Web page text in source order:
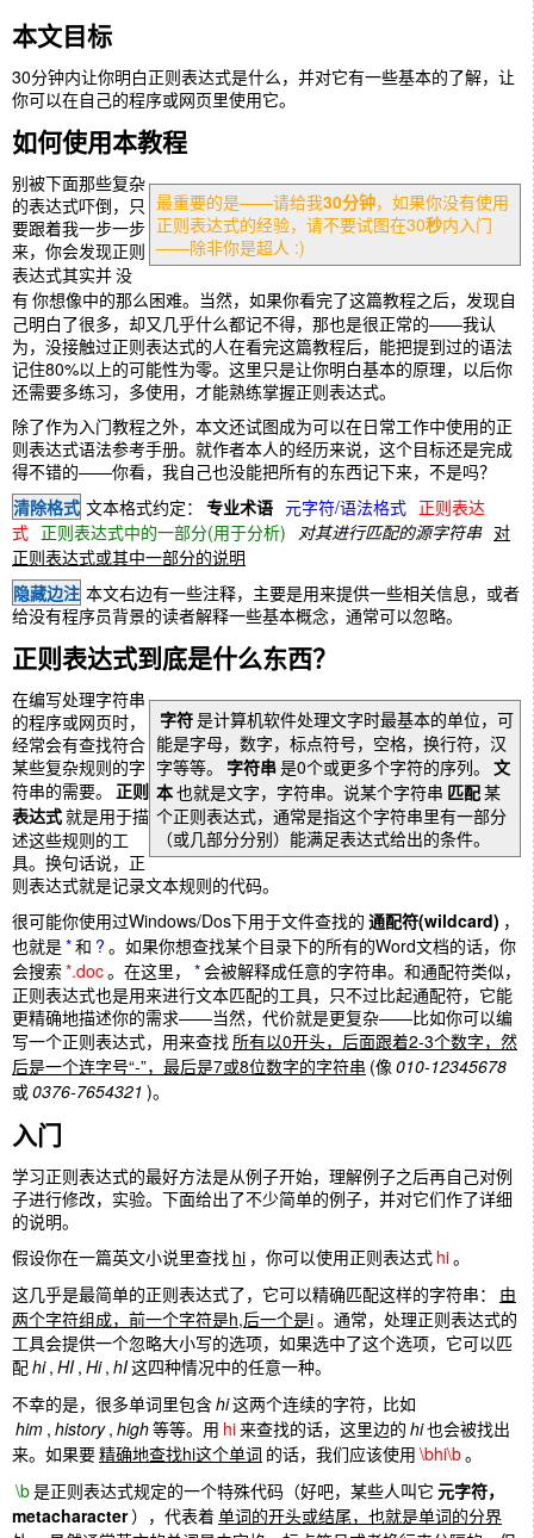
本文目标
30分钟内让你明白正则表达式是什么，并对它有一些基本的了解，让
你可以在自己的程序或网页里使用它。
如何使用本教程
最重要的是——请给我30分钟，如果你没有使用
正则表达式的经验，请不要试图在30秒内入门
——除非你是超人 :)
别被下面那些复杂
的表达式吓倒，只
要跟着我一步一步
来，你会发现正则
表达式其实并没
有你想像中的那么困难。当然，如果你看完了这篇教程之后，发现自
己明白了很多，却又几乎什么都记不得，那也是很正常的——我认
为，没接触过正则表达式的人在看完这篇教程后，能把提到过的语法
记住80%以上的可能性为零。这里只是让你明白基本的原理，以后你
还需要多练习，多使用，才能熟练掌握正则表达式。
除了作为入门教程之外，本文还试图成为可以在日常工作中使用的正
则表达式语法参考手册。就作者本人的经历来说，这个目标还是完成
得不错的——你看，我自己也没能把所有的东西记下来，不是吗？
清除格式 文本格式约定： 专业术语 元字符/语法格式 正则表达
式 正则表达式中的一部分(用于分析) 对其进行匹配的源字符串 对
正则表达式或其中一部分的说明
隐藏边注 本文右边有一些注释，主要是用来提供一些相关信息，或者
给没有程序员背景的读者解释一些基本概念，通常可以忽略。
正则表达式到底是什么东西？
字符是计算机软件处理文字时最基本的单位，可
能是字母，数字，标点符号，空格，换行符，汉
字等等。
字符串是0个或更多个字符的序列。 文
本也就是文字，字符串。说某个字符串 匹配某
个正则表达式，通常是指这个字符串里有一部分
（或几部分分别）能满足表达式给出的条件。
在编写处理字符串
的程序或网页时，
经常会有查找符合
某些复杂规则的字
符串的需要。
正则
表达式就是用于描
述这些规则的工
具。换句话说，正
则表达式就是记录文本规则的代码。
很可能你使用过Windows/Dos下用于文件查找的 通配符(wildcard) ，
也就是*和 ? 。如果你想查找某个目录下的所有的Word文档的话，你
会搜索*.doc。在这里， *会被解释成任意的字符串。和通配符类似，
正则表达式也是用来进行文本匹配的工具，只不过比起通配符，它能
更精确地描述你的需求——当然，代价就是更复杂——比如你可以编
写一个正则表达式，用来查找 所有以0开头，后面跟着2-3个数字，然
后是一个连字号“-”，最后是7或8位数字的字符串 (像 010-12345678
或0376-7654321 )。
入门
学习正则表达式的最好方法是从例子开始，理解例子之后再自己对例
子进行修改，实验。下面给出了不少简单的例子，并对它们作了详细
的说明。
假设你在一篇英文小说里查找 hi ，你可以使用正则表达式 hi。
这几乎是最简单的正则表达式了，它可以精确匹配这样的字符串：
由
两个字符组成，前一个字符是h,后一个是i。通常，处理正则表达式的
工具会提供一个忽略大小写的选项，如果选中了这个选项，它可以匹
配 hi , HI , Hi , hI这四种情况中的任意一种。
不幸的是，很多单词里包含hi这两个连续的字符，比如
him , history , high等等。用 hi来查找的话，这里边的 hi也会被找出
来。如果要精确地查找hi这个单词 的话，我们应该使用 \bhi\b。
\b是正则表达式规定的一个特殊代码（好吧，某些人叫它 元字符，
metacharacter），代表着 单词的开头或结尾，也就是单词的分界